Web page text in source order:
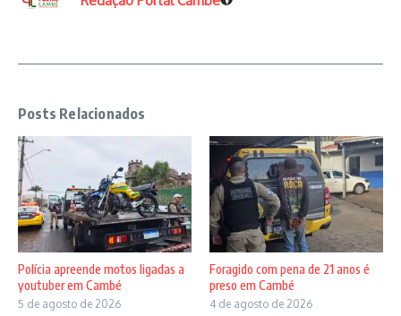
Posts Relacionados
Polícia apreende motos ligadas a
youtuber em Cambé
5 de agosto de 2026
Foragido com pena de 21 anos é
preso em Cambé
4 de agosto de 2026